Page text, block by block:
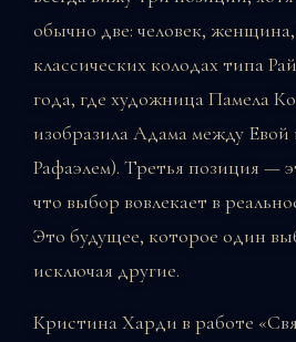
обычно две: человек,
классических колодах типа
года, где художница Памела
изобразила Адама между Евой
Рафаэлем). Третья позиция —
что выбор вовлекает в
Это будущее, которое один
исключая другие.
Кристина Харди в работе